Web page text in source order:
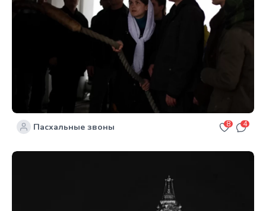
Пасхальные звоны 8 4